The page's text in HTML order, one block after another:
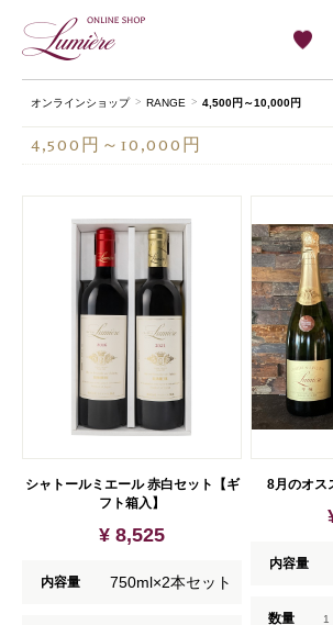
オンラインショップ RANGE 4,500円～10,000円
4,500円～10,000円
シャトールミエール 赤白セット【ギ
フト箱入】
¥ 8,525
内容量 750ml×2本セット
8月のオス
内容量
数量